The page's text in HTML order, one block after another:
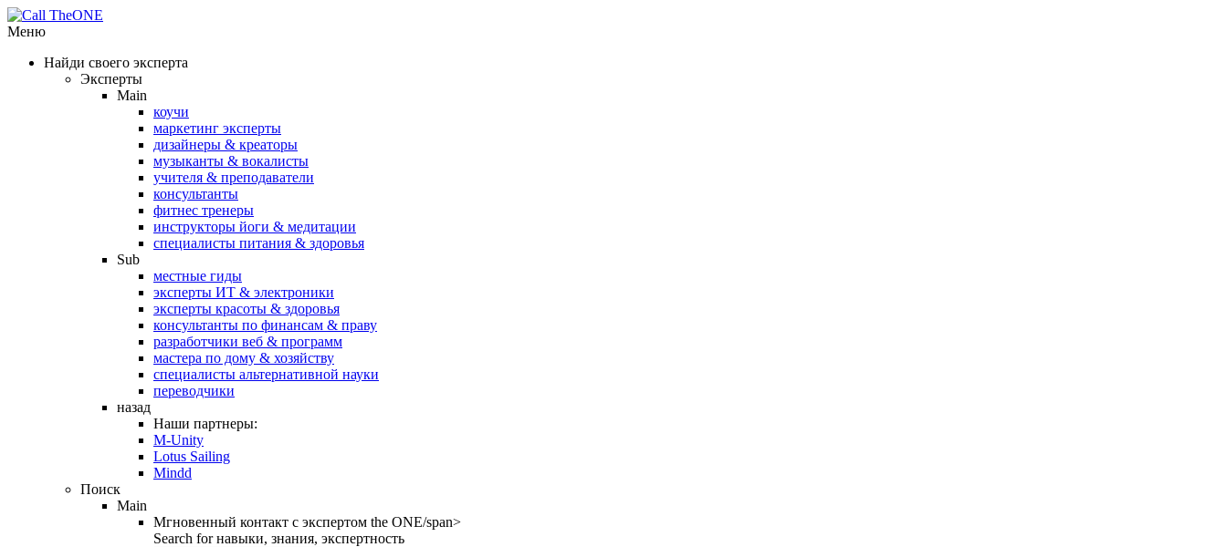
Меню
Найди своего эксперта
Эксперты
Main
коучи
маркетинг эксперты
дизайнеры & креаторы
музыканты & вокалисты
учителя & преподаватели
консультанты
фитнес тренеры
инструкторы йоги & медитации
специалисты питания & здоровья
Sub
местные гиды
эксперты ИТ & электроники
эксперты красоты & здоровья
консультанты по финансам & праву
разработчики веб & программ
мастера по дому & хозяйству
специалисты альтернативной науки
переводчики
назад
Наши партнеры:
M-Unity
Lotus Sailing
Mindd
Поиск
Main
Мгновенный контакт с экспертом the ONE/span>
Search forнавыки, знания, экспертность